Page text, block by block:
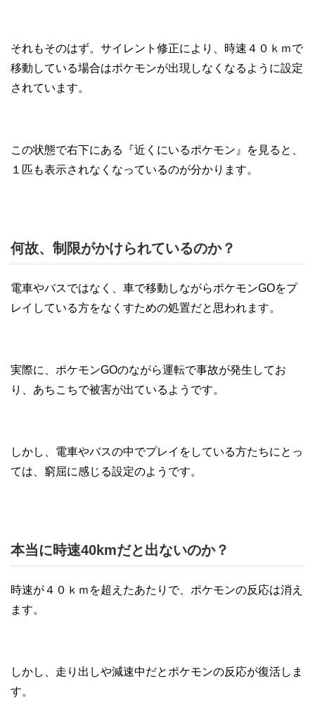
それもそのはず。サイレント修正により、時速４０ｋｍで
移動している場合はポケモンが出現しなくなるように設定
されています。
この状態で右下にある『近くにいるポケモン』を見ると、
１匹も表示されなくなっているのが分かります。
何故、制限がかけられているのか？
電車やバスではなく、車で移動しながらポケモンGOをプ
レイしている方をなくすための処置だと思われます。
実際に、ポケモンGOのながら運転で事故が発生してお
り、あちこちで被害が出ているようです。
しかし、電車やバスの中でプレイをしている方たちにとっ
ては、窮屈に感じる設定のようです。
本当に時速40kmだと出ないのか？
時速が４０ｋｍを超えたあたりで、ポケモンの反応は消え
ます。
しかし、走り出しや減速中だとポケモンの反応が復活しま
す。